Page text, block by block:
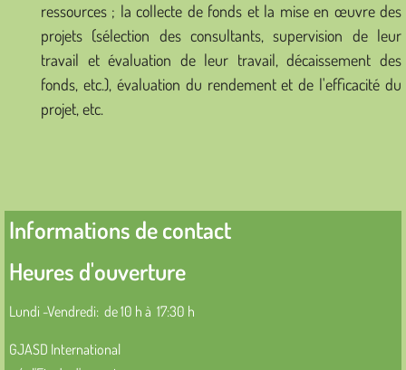
ressources ; la collecte de fonds et la mise en œuvre des
projets (sélection des consultants, supervision de leur
travail et évaluation de leur travail, décaissement des
fonds, etc.), évaluation du rendement et de l'efficacité du
projet, etc.
Informations de contact
Heures d'ouverture
Lundi -Vendredi: de 10 h à 17:30 h
GJASD International